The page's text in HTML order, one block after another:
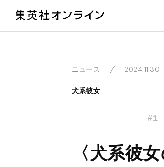
ニュース 2024.11.30
犬系彼女
#1
〈犬系彼